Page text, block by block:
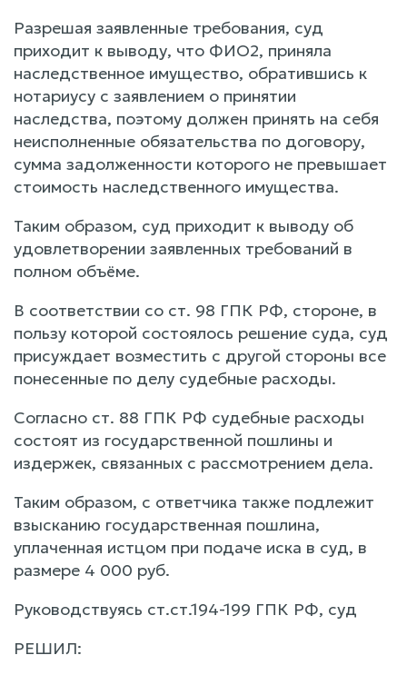
Разрешая заявленные требования, суд
приходит к выводу, что ФИО2, приняла
наследственное имущество, обратившись к
нотариусу с заявлением о принятии
наследства, поэтому должен принять на себя
неисполненные обязательства по договору,
сумма задолженности которого не превышает
стоимость наследственного имущества.
Таким образом, суд приходит к выводу об
удовлетворении заявленных требований в
полном объёме.
В соответствии со ст. 98 ГПК РФ, стороне, в
пользу которой состоялось решение суда, суд
присуждает возместить с другой стороны все
понесенные по делу судебные расходы.
Согласно ст. 88 ГПК РФ судебные расходы
состоят из государственной пошлины и
издержек, связанных с рассмотрением дела.
Таким образом, с ответчика также подлежит
взысканию государственная пошлина,
уплаченная истцом при подаче иска в суд, в
размере 4 000 руб.
Руководствуясь ст.ст.194-199 ГПК РФ, суд
РЕШИЛ: